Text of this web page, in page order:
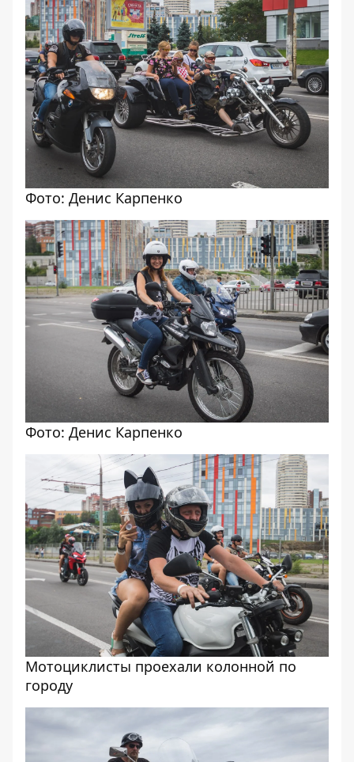
Фото: Денис Карпенко
Фото: Денис Карпенко
Мотоциклисты проехали колонной по
городу